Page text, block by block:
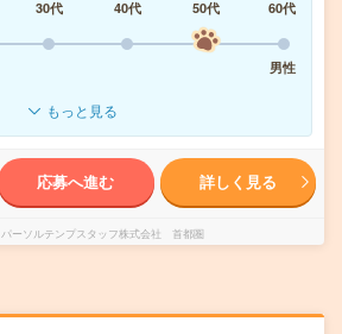
30代 40代 50代
60代
男性
もっと見る
応募へ進む 詳しく見る
パーソルテンプスタッフ株式会社 首都圏